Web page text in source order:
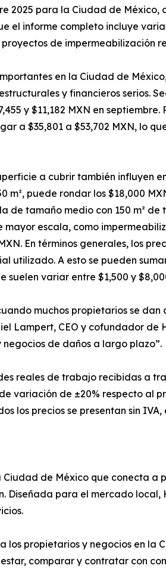
2025 para la Ciudad de
el informe completo incluye
de impermeabilización
en la Ciudad de
y financieros serios.
y $11,182 MXN en
a $35,801 a $53,702 MXN, lo
a cubrir también influyen
m², puede rondar los $18,000
de tamaño medio con 150 m² de
mayor escala, como
En términos generales, los
utilizado. A esto se pueden
suelen variar entre $1,500 y
muchos propietarios se
Lampert, CEO y cofundador de
de daños a largo plazo”.
reales de trabajo recibidas a
variación de ±20% respecto al
los precios se presentan sin
de México que conecta a
para el mercado
propietarios y negocios en
comparar y contratar con